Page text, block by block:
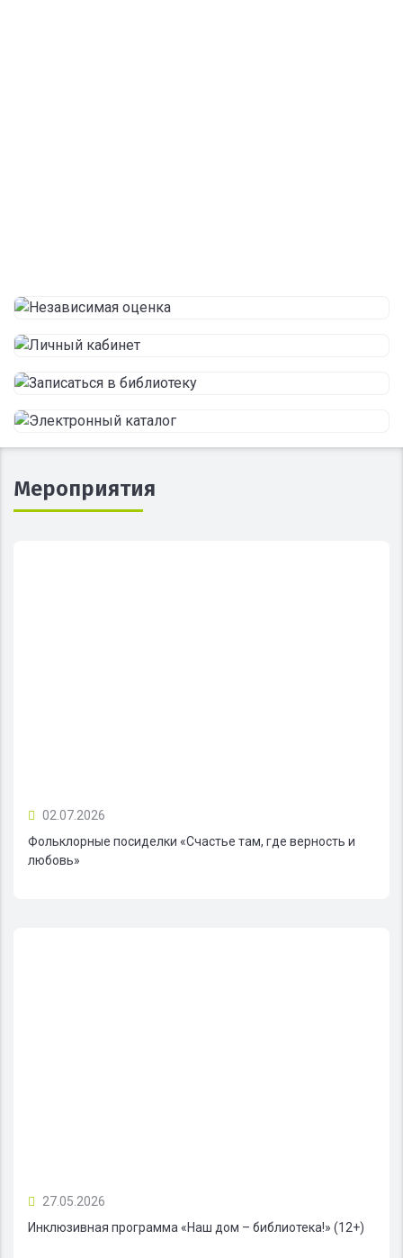
Мероприятия
02.07.2026
Фольклорные посиделки «Счастье там, где верность и
любовь»
27.05.2026
Инклюзивная программа «Наш дом – библиотека!» (12+)